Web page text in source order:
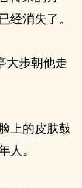
经消失了。
步朝他走
上的皮肤鼓
人。